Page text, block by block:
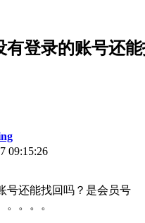
有登录的账号还能
09:15:26
号还能找回吗？是会员号
。。。。